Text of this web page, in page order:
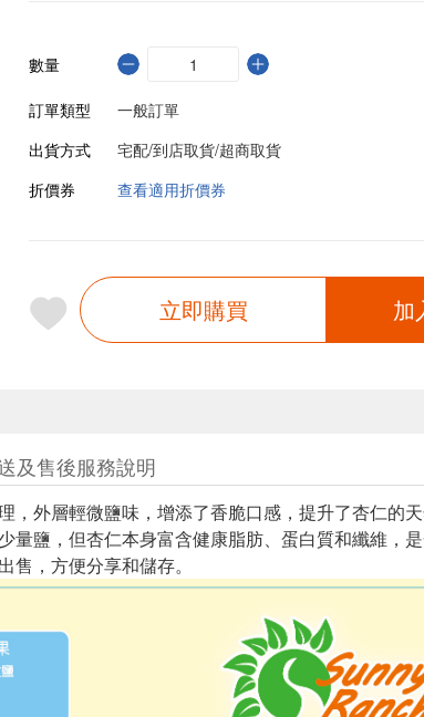
數量
訂單類型
一般訂單
出貨方式
宅配/到店取貨/超商取貨
折價券
查看適用折價券
立即購買 加
及售後服務說明
，外層輕微鹽味，增添了香脆口感，提升了杏仁的天
量鹽，但杏仁本身富含健康脂肪、蛋白質和纖維，是
售，方便分享和儲存。